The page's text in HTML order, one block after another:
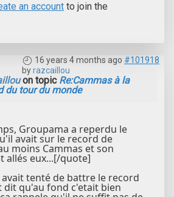
an account to join the
16 years 4 months ago #101918
byrazcaillou
on topic Re:Cammas à la
du tour du monde
Groupama a reperdu le
avait sur le record de
moins Cammas et son
allés eux...[/quote]
tenté de battre le record
dit qu'au fond c'etait bien